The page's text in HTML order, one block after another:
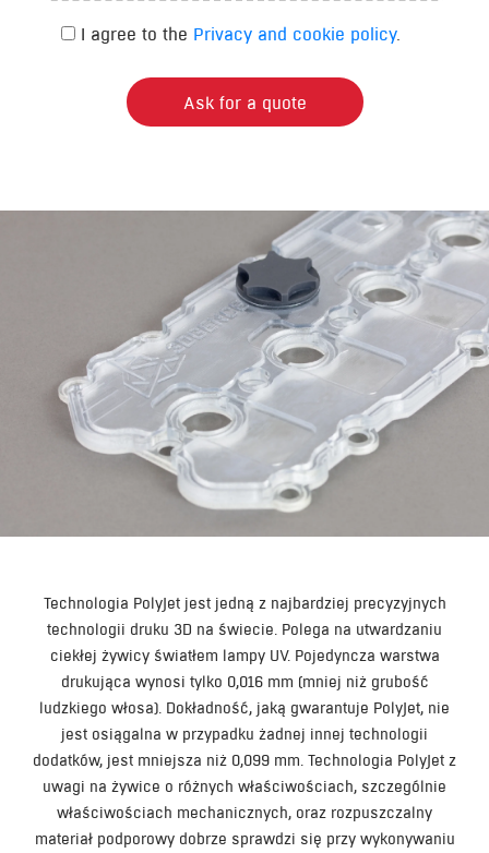
I agree to the Privacy and cookie policy.
Technologia PolyJet jest jedną z najbardziej precyzyjnych
technologii druku 3D na świecie. Polega na utwardzaniu
ciekłej żywicy światłem lampy UV. Pojedyncza warstwa
drukująca wynosi tylko 0,016 mm (mniej niż grubość
ludzkiego włosa). Dokładność, jaką gwarantuje PolyJet, nie
jest osiągalna w przypadku żadnej innej technologii
dodatków, jest mniejsza niż 0,099 mm. Technologia PolyJet z
uwagi na żywice o różnych właściwościach, szczególnie
właściwościach mechanicznych, oraz rozpuszczalny
materiał podporowy dobrze sprawdzi się przy wykonywaniu